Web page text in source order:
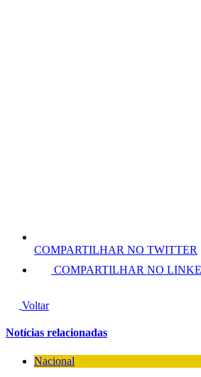
COMPARTILHAR NO TWITTER
COMPARTILHAR NO
Voltar
Notícias relacionadas
Nacional